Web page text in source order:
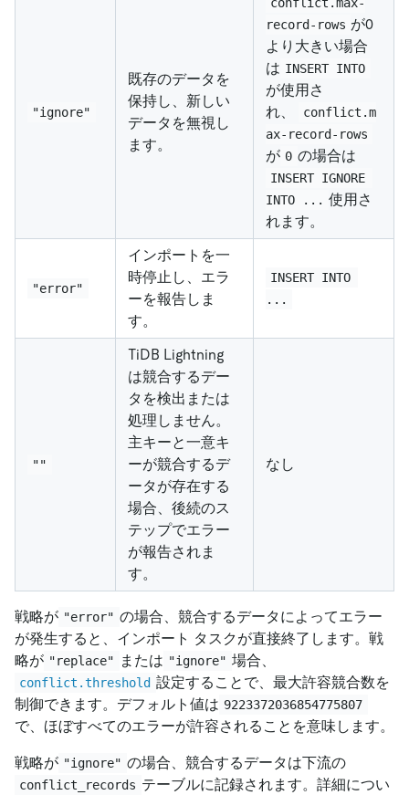
"ignore"
既存のデータを
保持し、新しい
データを無視し
ます。
record-rows が0
より大きい場合
は INSERT INTO
が使用さ
れ、
conflict.m
ax-record-rows
が 0 の場合は
INSERT IGNORE
INTO ... 使用さ
れます。
"error"
インポートを一
時停止し、エラ
ーを報告しま
す。
INSERT INTO
...
""
TiDB Lightning
は競合するデー
タを検出または
処理しません。
主キーと一意キ
ーが競合するデ
ータが存在する
場合、後続のス
テップでエラー
が報告されま
す。
なし
戦略が "error" の場合、競合するデータによってエラー
が発生すると、インポート タスクが直接終了します。戦
略が "replace" または "ignore" 場合、
conflict.threshold 設定することで、最大許容競合数を
制御できます。デフォルト値は 9223372036854775807
で、ほぼすべてのエラーが許容されることを意味します。
戦略が "ignore" の場合、競合するデータは下流の
conflict_records テーブルに記録されます。詳細につい